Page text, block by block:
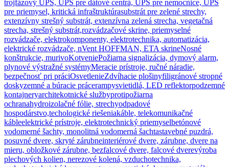
trojfázový UPS, UPS pre dátové centrá, UPS pre nemocnice, UPS
pre priemysel, kritická infraštruktúrasubstrát pre zelené strechy,
extenzívny strešný substrát, extenzívna zelená strecha, vegetačná
strecha, strešný substrát,rozvádzačové skrine, priemyselné
rozvádzače, elektrokomponenty, elektrotechnika, automatizácia,
elektrické rozvádzače, nVent HOFFMAN, ETA skrineNosné
konštrukcie, murivoKotveniePožiarna signalizácia, dymový alarm,
plynové výstražné systémyMeracie prístroje, ručné náradie,
bezpečnosť pri práciOsvetlenieZdvíhacie plošinyfiligránové stropné
doskyzemné a búracie prácerampysvietidlá, LED reflektorpodzemné
kontajneryarchitekotnické službyprotipožiarna
ochranahydroizolačné fólie, strechyodpadové
hospodárstvo,techologické riešeniakáble, telekomunikačné
kábleelektrické prístroje, elektrotechnický priemyselbetónové
vodomerné šachty, monolitná vodomerná šachtastavebné puzdrá,
posuvné dvere, skryté zárubneinteriérové dvere, zárubne, dvere na
mieru, obložkové zárubne, bezfalcové dvere, falcové dverevýroba
plechových kolien, nerezové kolená, vzduchotechnika,